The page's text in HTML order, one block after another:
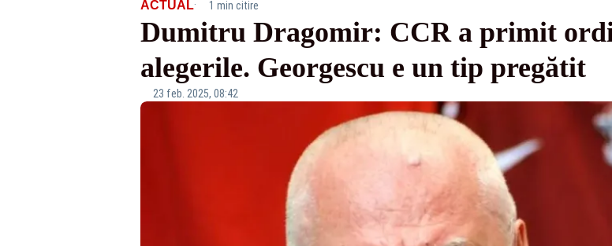
ACTUAL· 1 min citire
Dumitru Dragomir: CCR a primit
alegerile. Georgescu e un tip pregătit
23 feb. 2025, 08:42